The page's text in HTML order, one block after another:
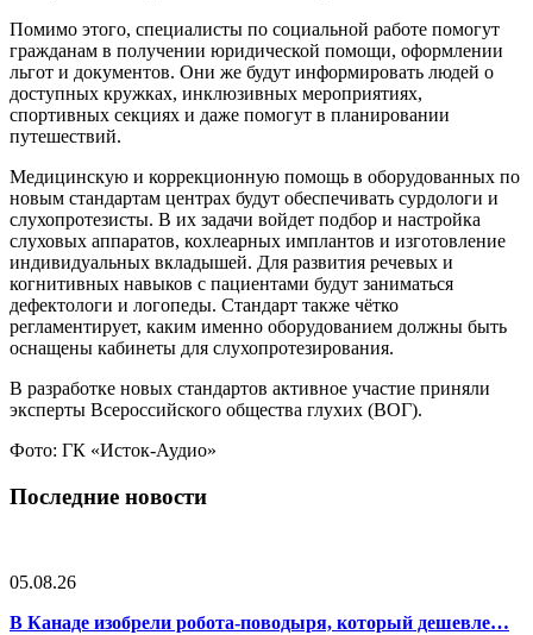
Помимо этого, специалисты по социальной работе помогут
гражданам в получении юридической помощи, оформлении
льгот и документов. Они же будут информировать людей о
доступных кружках, инклюзивных мероприятиях,
спортивных секциях и даже помогут в планировании
путешествий.
Медицинскую и коррекционную помощь в оборудованных по
новым стандартам центрах будут обеспечивать сурдологи и
слухопротезисты. В их задачи войдет подбор и настройка
слуховых аппаратов, кохлеарных имплантов и изготовление
индивидуальных вкладышей. Для развития речевых и
когнитивных навыков с пациентами будут заниматься
дефектологи и логопеды. Стандарт также чётко
регламентирует, каким именно оборудованием должны быть
оснащены кабинеты для слухопротезирования.
В разработке новых стандартов активное участие приняли
эксперты Всероссийского общества глухих (ВОГ).
Фото: ГК «Исток-Аудио»
Последние новости
05.08.26
В Канаде изобрели робота-поводыря, который дешевле…